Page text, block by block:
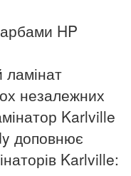
HP
ламінат
незалежних
Karlville
доповнює
Karlville: